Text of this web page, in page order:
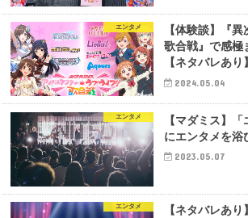
エンタメ
【体験談】『
歌合戦』で感極
【ネタバレあり
2024.05.04
エンタメ
【マダミス】
にエンタメを浴
2023.05.07
エンタメ
【ネタバレあ